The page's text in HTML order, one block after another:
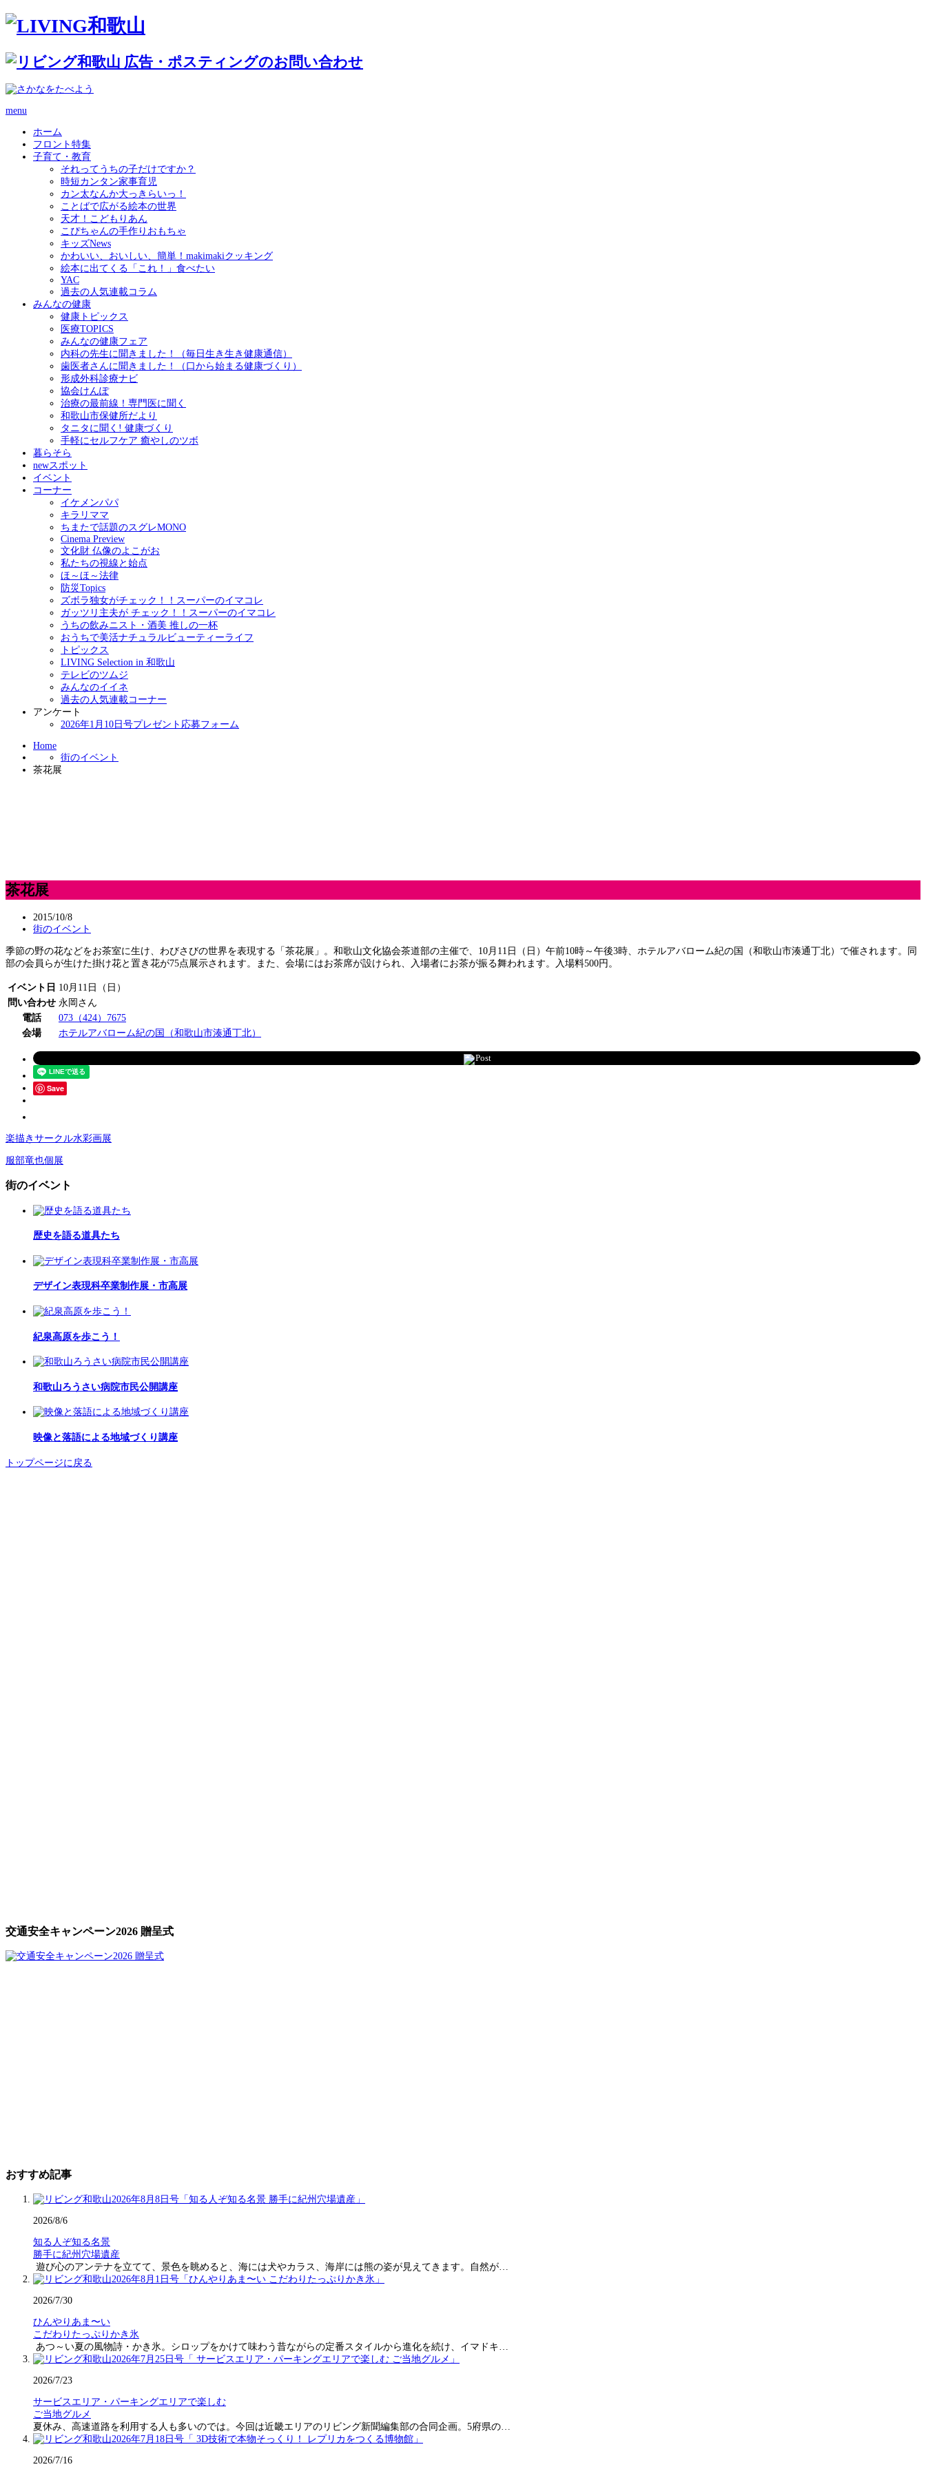
menu
ホーム
フロント特集
子育て・教育
それってうちの子だけですか？
時短カンタン家事育児
カン太なんか大っきらいっ！
ことばで広がる絵本の世界
天才！こどもりあん
こぴちゃんの手作りおもちゃ
キッズNews
かわいい、おいしい、簡単！makimakiクッキング
絵本に出てくる「これ！」食べたい
YAC
過去の人気連載コラム
みんなの健康
健康トピックス
医療TOPICS
みんなの健康フェア
内科の先生に聞きました！（毎日生き生き健康通信）
歯医者さんに聞きました！（口から始まる健康づくり）
形成外科診療ナビ
協会けんぽ
治療の最前線！専門医に聞く
和歌山市保健所だより
タニタに聞く! 健康づくり
手軽にセルフケア 癒やしのツボ
暮らそら
newスポット
イベント
コーナー
イケメンパパ
キラリママ
ちまたで話題のスグレMONO
Cinema Preview
文化財 仏像のよこがお
私たちの視線と始点
ほ～ほ～法律
防災Topics
ズボラ独女がチェック！！スーパーのイマコレ
ガッツリ主夫が チェック！！スーパーのイマコレ
うちの飲みニスト・酒美 推しの一杯
おうちで美活ナチュラルビューティーライフ
トピックス
LIVING Selection in 和歌山
テレビのツムジ
みんなのイイネ
過去の人気連載コーナー
アンケート
2026年1月10日号プレゼント応募フォーム
Home
街のイベント
茶花展
茶花展
2015/10/8
街のイベント
季節の野の花などをお茶室に生け、わびさびの世界を表現する「茶花展」。和歌山文化協会茶道部の主催で、10月11日（日）午前10時～午後3時、ホテルアバローム紀の国（和歌山市湊通丁北）で催されます。同
部の会員らが生けた掛け花と置き花が75点展示されます。また、会場にはお茶席が設けられ、入場者にお茶が振る舞われます。入場料500円。
イベント日 10月11日（日）
問い合わせ 永岡さん
電話
073（424）7675
会場
ホテルアバローム紀の国（和歌山市湊通丁北）
Post
Save
楽描きサークル水彩画展
服部竜也個展
街のイベント
歴史を語る道具たち
デザイン表現科卒業制作展・市高展
紀泉高原を歩こう！
和歌山ろうさい病院市民公開講座
映像と落語による地域づくり講座
トップページに戻る
交通安全キャンペーン2026 贈呈式
おすすめ記事
2026/8/6
知る人ぞ知る名景
勝手に紀州穴場遺産
遊び心のアンテナを立てて、景色を眺めると、海には犬やカラス、海岸には熊の姿が見えてきます。自然が…
2026/7/30
ひんやりあま〜い
こだわりたっぷりかき氷
あつ～い夏の風物詩・かき氷。シロップをかけて味わう昔ながらの定番スタイルから進化を続け、イマドキ…
2026/7/23
サービスエリア・パーキングエリアで楽しむ
ご当地グルメ
夏休み、高速道路を利用する人も多いのでは。今回は近畿エリアのリビング新聞編集部の合同企画。5府県の…
2026/7/16